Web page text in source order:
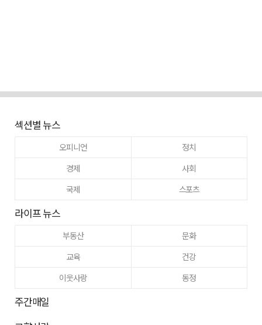
섹션별 뉴스
오피니언
정치
경제
사회
국제
스포츠
라이프 뉴스
부동산
문화
교육
건강
이웃사랑
동정
주간매일